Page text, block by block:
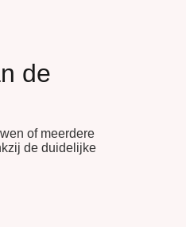
de
of meerdere
de duidelijke